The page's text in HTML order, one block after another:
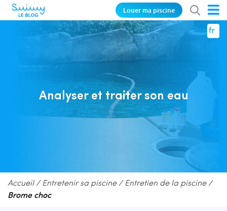
Louer ma piscine
fr
Analyser et traiter son eau
Accueil/ Entretenir sa piscine/ Entretien de la piscine/
Brome choc